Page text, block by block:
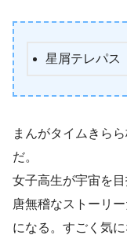
星屑テレパス
まんがタイムきら
だ。
女子高生が宇宙を
唐無稽なストーリ
になる。すごく気に